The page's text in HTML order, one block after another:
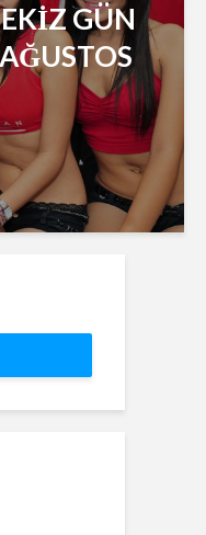
GÜN